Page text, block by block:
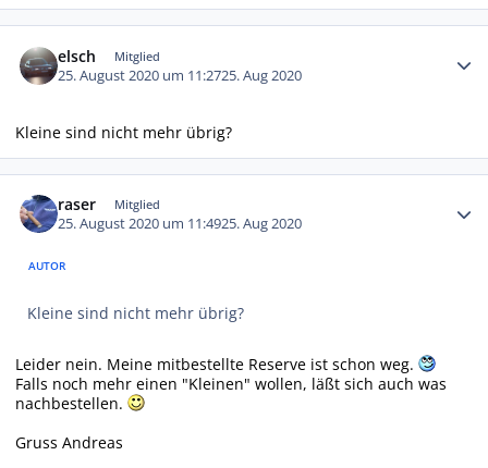
elsch Mitglied
25. August 2020 um 11:2725. Aug 2020
Kleine sind nicht mehr übrig?
raser Mitglied
25. August 2020 um 11:4925. Aug 2020
AUTOR
Kleine sind nicht mehr übrig?
Leider nein. Meine mitbestellte Reserve ist schon weg.
Falls noch mehr einen "Kleinen" wollen, läßt sich auch was
nachbestellen.
Gruss Andreas